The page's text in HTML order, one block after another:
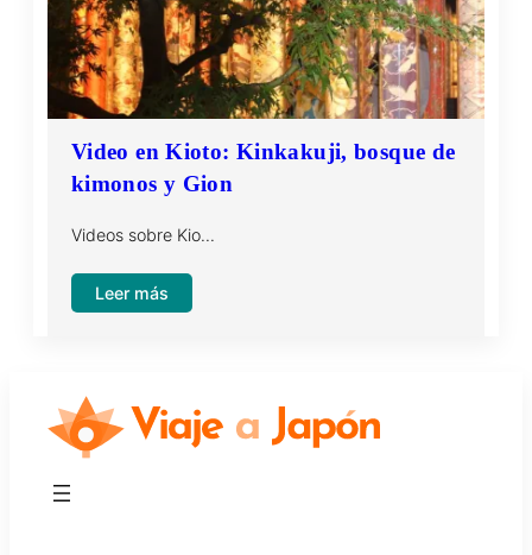
de
Kioto,
Santuario
Yasaka
y
Heian
jingu
Video en Kioto: Kinkakuji, bosque de
kimonos y Gion
Videos sobre Kio…
Leer más
Kinkakuji,
bosque